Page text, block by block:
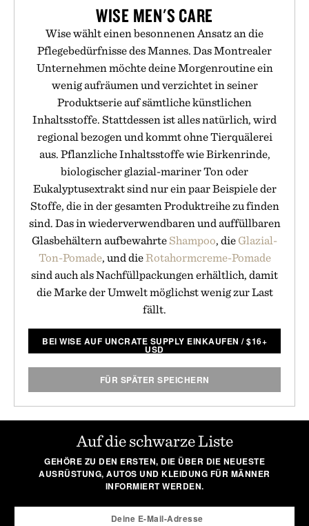
WISE MEN'S CARE
Wise wählt einen besonnenen Ansatz an die
Pflegebedürfnisse des Mannes. Das Montrealer
Unternehmen möchte deine Morgenroutine ein
wenig aufräumen und verzichtet in seiner
Produktserie auf sämtliche künstlichen
Inhaltsstoffe. Stattdessen ist alles natürlich, wird
regional bezogen und kommt ohne Tierquälerei
aus. Pflanzliche Inhaltsstoffe wie Birkenrinde,
biologischer glazial-mariner Ton oder
Eukalyptusextrakt sind nur ein paar Beispiele der
Stoffe, die in der gesamten Produktreihe zu finden
sind. Das in wiederverwendbaren und auffüllbaren
Glasbehältern aufbewahrte Shampoo, die Glazial-
Ton-Pomade, und dieRotahormcreme-Pomade
sind auch als Nachfüllpackungen erhältlich, damit
die Marke der Umwelt möglichst wenig zur Last
fällt.
BEI WISE AUF UNCRATE SUPPLY EINKAUFEN /$16+
USD
FÜR SPÄTER SPEICHERN
Auf die schwarze Liste
GEHÖRE ZU DEN ERSTEN, DIE ÜBER DIE NEUESTE
AUSRÜSTUNG, AUTOS UND KLEIDUNG FÜR MÄNNER
INFORMIERT WERDEN.